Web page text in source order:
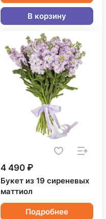
В корзину
4 490 ₽
Букет из 19 сиреневых
маттиол
Подробнее